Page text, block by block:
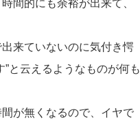
間的にも余裕が出来て、
来ていないのに気付き愕
と云えるようなものが何も
が無くなるので、イヤで